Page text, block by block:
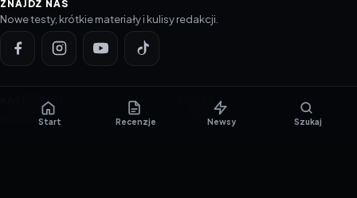
ZNAJDŹ NAS
Nowe testy, krótkie materiały i kulisy redakcji.
KATEGORIE
NOWINKI
PORTAL
Informacje o ciasteczkach
Start Recenzje Newsy Szukaj